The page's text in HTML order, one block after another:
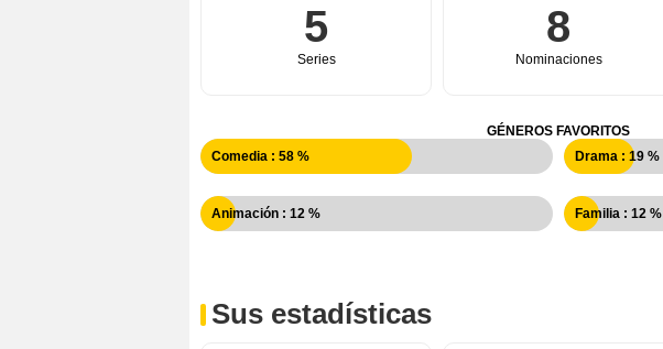
5
Series
8
Nominaciones
GÉNEROS FAVORITOS
Comedia : 58 %
Drama : 19 %
Animación : 12 % Familia : 12 %
Sus estadísticas